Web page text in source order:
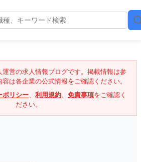
運営の求人情報ブログです。掲載情報は参
は各企業の公式情報をご確認ください。
ポリシー、 利用規約、 免責事項をご確認く
ださい。